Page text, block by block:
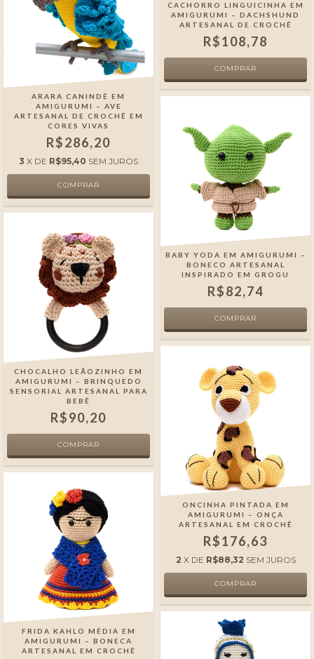
ARARA CANINDÉ EM
AMIGURUMI – AVE
ARTESANAL DE CROCHÊ EM
CORES VIVAS
R$286,20
3 X DE R$95,40 SEM JUROS
CACHORRO LINGUICINHA EM
AMIGURUMI – DACHSHUND
ARTESANAL DE CROCHÊ
R$108,78
CHOCALHO LEÃOZINHO EM
AMIGURUMI – BRINQUEDO
SENSORIAL ARTESANAL PARA
BEBÊ
R$90,20
BABY YODA EM AMIGURUMI –
BONECO ARTESANAL
INSPIRADO EM GROGU
R$82,74
FRIDA KAHLO MÉDIA EM
AMIGURUMI – BONECA
ARTESANAL EM CROCHÊ
ONCINHA PINTADA EM
AMIGURUMI – ONÇA
ARTESANAL EM CROCHÊ
R$176,63
2 X DE R$88,32 SEM JUROS